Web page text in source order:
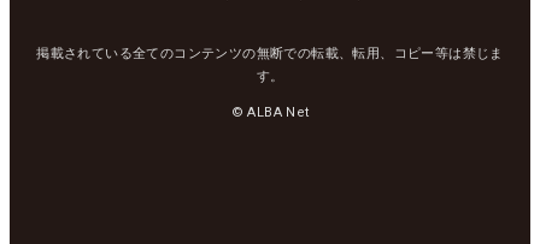
掲載されている全てのコンテンツの無断での転載、転用、コピー等は禁じま
す。
© ALBA Net